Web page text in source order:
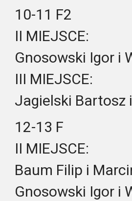
10-11 F2
II MIEJSCE:
Gnosowski Igor i
III MIEJSCE:
Jagielski Bartosz
12-13 F
II MIEJSCE:
Baum Filip i
Gnosowski Igor i